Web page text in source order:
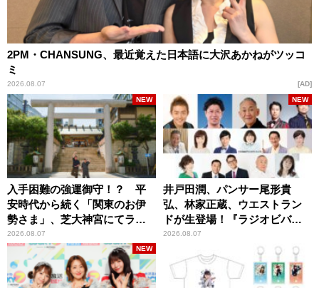
2PM・CHANSUNG、最近覚えた日本語に大沢あかねがツッコ
ミ
2026.08.07 AD
入手困難の強運御守！？ 平
安時代から続く「関東のお伊
勢さま」、芝大神宮にてラン
パンプスが合格祈願！
2026.08.07
NEW
井戸田潤、パンサー尾形貴
弘、林家正蔵、ウエストラン
ドが生登場！『ラジオビバリ
ー昼ズ』
2026.08.07
NEW
NEW